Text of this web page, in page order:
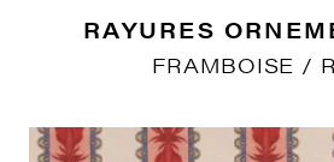
RAYURES
FRAMBOISE /